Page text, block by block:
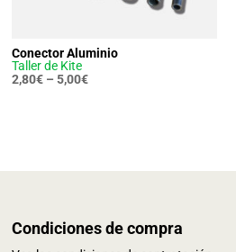
Conector Aluminio
Taller de Kite
2,80€ – 5,00€
Condiciones de compra